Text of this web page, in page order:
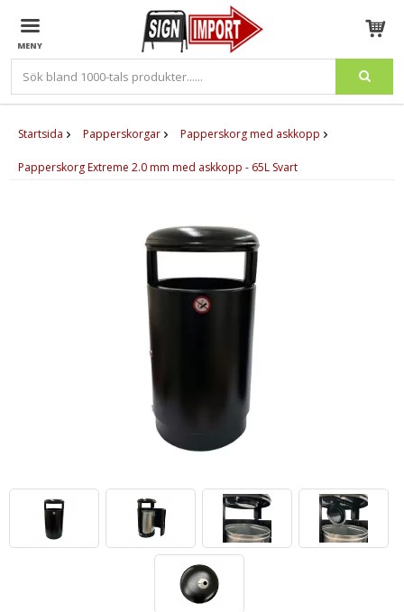
Produkten har blivit tillagd i varukorgen
Startsida Papperskorgar Papperskorg med askkopp
Papperskorg Extreme 2.0 mm med askkopp - 65L Svart